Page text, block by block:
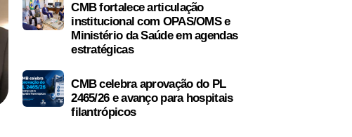
CMB fortalece articulação
institucional com OPAS/OMS e
Ministério da Saúde em agendas
estratégicas
CMB celebra aprovação do PL
2465/26 e avanço para hospitais
filantrópicos